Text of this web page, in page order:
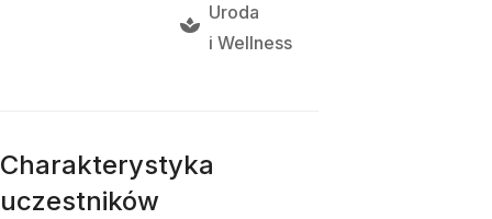
Uroda
i Wellness
Charakterystyka
uczestników